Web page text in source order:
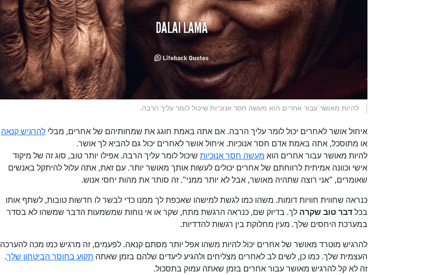
להיות מאושר עבור אחרים הוא מעשה חסר אנוכיות שיכול לומר עליך הרבה.
איחול אושר לאחרים יכול לומר עליך הרבה. אם אתה באמת חוגג את שמחותיהם של אחרים, מבלי להרגיש קנאה
או מתוסכל, אתה באמת אדם חסר אנוכיות. איחול אושר לאחרים יכול גם להביא לך אושר.
להיות מאושר עבור אחרים הוא מעשה חסר אנוכיות שיכול לומר עליך הרבה. אפילו יותר טוב, סוג זה של מיקוד
אישי וכוונה אמיתית לרווחתם של אחרים יכולים לעשות אותך מאושר יותר. עם זאת, אתה עלול להיתקל באנשים
שאומרים, "אני רוצה שתהיה מאושר, אבל לא יותר ממני". זה סותר את מהות יחסי אנוש.
כנראה שחווית חוויות דומות. משהו כמו לגשת למישהו שאכפת לך ממנו כדי לבשר לו חדשות טובות, לשתף אותו
בכלדבר טוב שקרה לך. בדיוק שם, כנראה הרגשת מתח, שקר או אי נוחות שמשמעות הדבר שמשהו לא בסדר
במערכת היחסים שלך. מעין מחלוקת בין רגשות להדדיות.
להרגיש מוטרד מאושר של אחרים יכול להיות משהו אפל יותר מסתם קנאה. לפעמים, זה מרגיש כמו מכה להערכה
העצמית שלך. כמו כן, לשים לב לאחרים מצליחים ולהגיע ליעדים שלהם בזמן שאתה תקוע בחוסר הביטחון שלך.
זה לא קל להרגיש מאושר עבור אחרים בזמן שאתה עמוק בתסכול.